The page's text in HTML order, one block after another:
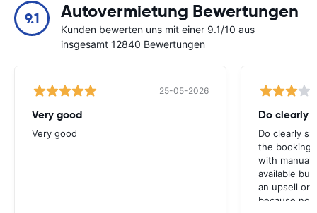
9.1 Autovermietung Bewertungen
Kunden bewerten uns mit einer 9.1/10 aus
insgesamt 12840 Bewertungen
25-05-2026
Very good
Very good
Do clearly
Do clearly
the booking
with manual
available
an upsell or
because no